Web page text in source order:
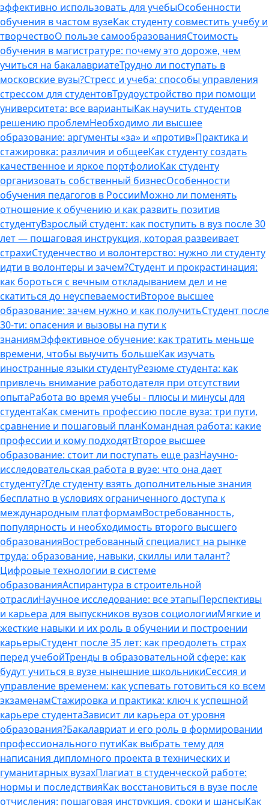
эффективно использовать для учебыОсобенности
обучения в частом вузеКак студенту совместить учебу и
творчествоО пользе самообразованияСтоимость
обучения в магистратуре: почему это дороже, чем
учиться на бакалавриатеТрудно ли поступать в
московские вузы?Стресс и учеба: способы управления
стрессом для студентовТрудоустройство при помощи
университета: все вариантыКак научить студентов
решению проблемНеобходимо ли высшее
образование: аргументы «за» и «против»Практика и
стажировка: различия и общееКак студенту создать
качественное и яркое портфолиоКак студенту
организовать собственный бизнесОсобенности
обучения педагогов в РоссииМожно ли поменять
отношение к обучению и как развить позитив
студентуВзрослый студент: как поступить в вуз после 30
лет — пошаговая инструкция, которая развеивает
страхиСтуденчество и волонтерство: нужно ли cтуденту
идти в волонтеры и зачем?Студент и прокрастинация:
как бороться с вечным откладыванием дел и не
скатиться до неуспеваемостиВторое высшее
образование: зачем нужно и как получитьСтудент после
30-ти: опасения и вызовы на пути к
знаниямЭффективное обучение: как тратить меньше
времени, чтобы выучить большеКак изучать
иностранные языки студентуРезюме студента: как
привлечь внимание работодателя при отсутствии
опытаРабота во время учебы - плюсы и минусы для
студентаКак сменить профессию после вуза: три пути,
сравнение и пошаговый планКомандная работа: какие
профессии и кому подходятВторое высшее
образование: стоит ли поступать еще разНаучно-
исследовательская работа в вузе: что она дает
студенту?Где студенту взять дополнительные знания
бесплатно в условиях ограниченного доступа к
международным платформамВостребованность,
популярность и необходимость второго высшего
образованияВостребованный специалист на рынке
труда: образование, навыки, скиллы или талант?
Цифровые технологии в системе
образованияАспирантура в строительной
отраслиНаучное исследование: все этапыПерспективы
и карьера для выпускников вузов социологииМягкие и
жесткие навыки и их роль в обучении и построении
карьерыСтудент после 35 лет: как преодолеть страх
перед учебойТренды в образовательной сфере: как
будут учиться в вузе нынешние школьникиСессия и
управление временем: как успевать готовиться ко всем
экзаменамСтажировка и практика: ключ к успешной
карьере студентаЗависит ли карьера от уровня
образования?Бакалавриат и его роль в формировании
профессионального путиКак выбрать тему для
написания дипломного проекта в технических и
гуманитарных вузахПлагиат в студенческой работе:
нормы и последствияКак восстановиться в вузе после
отчисления: пошаговая инструкция, сроки и шансыКак